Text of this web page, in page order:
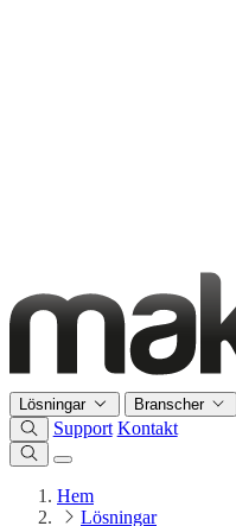
Lösningar Branscher
Support Kontakt
Hem
Lösningar